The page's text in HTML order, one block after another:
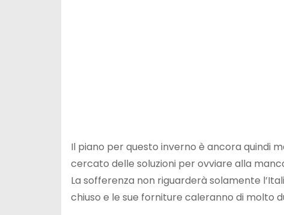
Il piano per questo inverno è ancora quindi
cercato delle soluzioni per ovviare alla
La sofferenza non riguarderà solamente
chiuso e le sue forniture caleranno di molto